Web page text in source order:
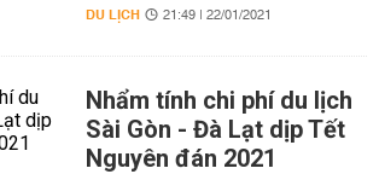
DU LỊCH 21:49 | 22/01/2021
Nhẩm tính chi phí du lịch
Sài Gòn - Đà Lạt dịp Tết
Nguyên đán 2021